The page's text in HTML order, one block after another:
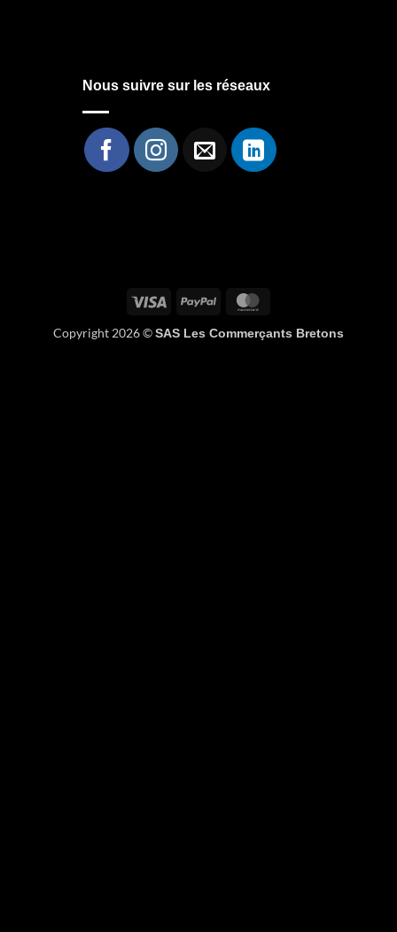
Nous suivre sur les réseaux
Visa PayPal
Copyright 2026 ©SAS Les Commerçants Bretons